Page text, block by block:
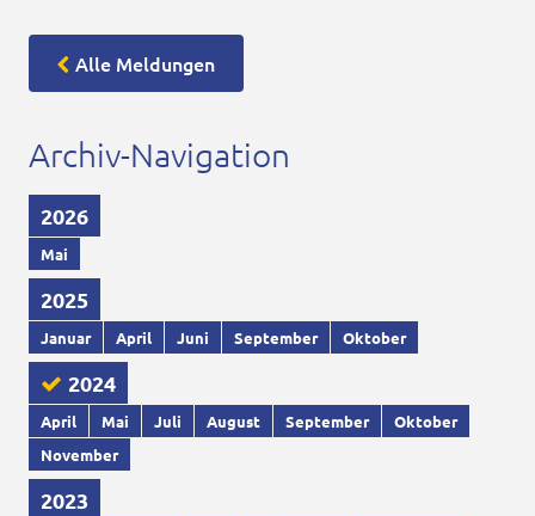
Alle Meldungen
Archiv-Navigation
2026
Mai
2025
Januar April Juni September Oktober
2024
April Mai Juli August September
Oktober
November
2023